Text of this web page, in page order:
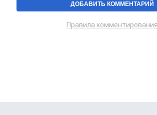
Правила комментирования